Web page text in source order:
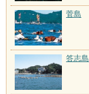
菅島
答志島